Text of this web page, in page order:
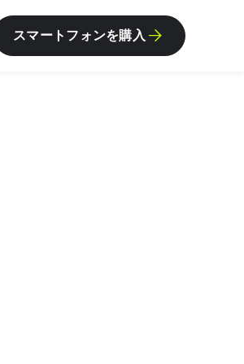
スマートフォンを購入